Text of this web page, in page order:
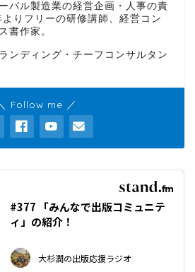
バル製造業の経営企画・人事の責
りフリーの研修講師、経営コン
書作家。
ンディング・チーフコンサルタン
Follow me ／